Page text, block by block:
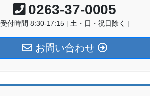
0263-37-0005
受付時間 8:30-17:15 [ 土・日・祝日除く ]
お問い合わせ